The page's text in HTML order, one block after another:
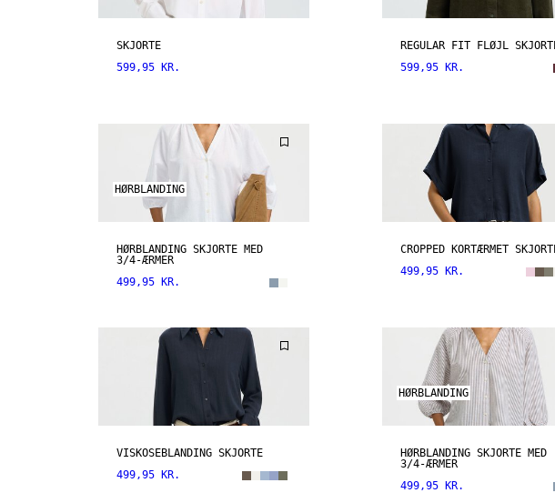
SKJORTE
599,95 KR.
REGULAR FIT FLØJL
599,95 KR.
HØRBLANDING
HØRBLANDING SKJORTE MED
3/4-ÆRMER
499,95 KR.
CROPPED KORTÆRMET
499,95 KR.
VISKOSEBLANDING SKJORTE
499,95 KR.
HØRBLANDING
HØRBLANDING SKJORTE MED
3/4-ÆRMER
499,95 KR.